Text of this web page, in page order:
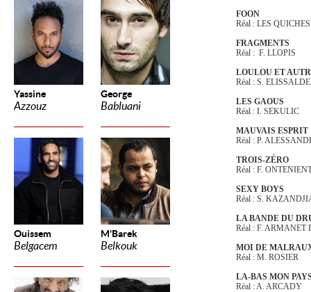
Yassine
Azzouz
George
Babluani
Ouissem
Belgacem
M'Barek
Belkouk
FOON
Réal : LES QUICHES
FRAGMENTS
Réal : F. LLOPIS
LOULOU ET
Réal : S. ELISSALDE
LES GAOUS
Réal : I. SEKULIC
MAUVAIS ESPRIT
Réal : P.
TROIS-ZÉRO
Réal : F.
SEXY BOYS
Réal : S.
LA BANDE DU
Réal : F. ARMANET
MOI DE
Réal : M. ROSIER
LA-BAS MON
Réal : A. ARCADY